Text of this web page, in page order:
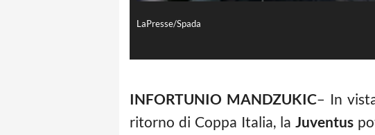
LaPresse/Spada
INFORTUNIO MANDZUKIC– In
ritorno di Coppa Italia, la Juventus